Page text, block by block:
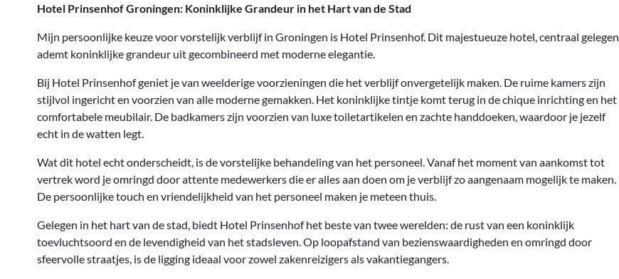
Hotel Prinsenhof Groningen: Koninklijke Grandeur in het Hart van de Stad
Mijn persoonlijke keuze voor vorstelijk verblijf in Groningen is Hotel Prinsenhof. Dit majestueuze hotel, centraal gelegen,
ademt koninklijke grandeur uit gecombineerd met moderne elegantie.
Bij Hotel Prinsenhof geniet je van weelderige voorzieningen die het verblijf onvergetelijk maken. De ruime kamers zijn
stijlvol ingericht en voorzien van alle moderne gemakken. Het koninklijke tintje komt terug in de chique inrichting en het
comfortabele meubilair. De badkamers zijn voorzien van luxe toiletartikelen en zachte handdoeken, waardoor je jezelf
echt in de watten legt.
Wat dit hotel echt onderscheidt, is de vorstelijke behandeling van het personeel. Vanaf het moment van aankomst tot
vertrek word je omringd door attente medewerkers die er alles aan doen om je verblijf zo aangenaam mogelijk te maken.
De persoonlijke touch en vriendelijkheid van het personeel maken je meteen thuis.
Gelegen in het hart van de stad, biedt Hotel Prinsenhof het beste van twee werelden: de rust van een koninklijk
toevluchtsoord en de levendigheid van het stadsleven. Op loopafstand van bezienswaardigheden en omringd door
sfeervolle straatjes, is de ligging ideaal voor zowel zakenreizigers als vakantiegangers.